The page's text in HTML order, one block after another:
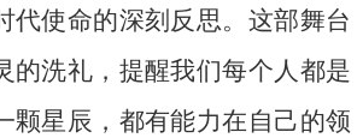
代使命的深刻反思。这部舞台
的洗礼，提醒我们每个人都是
颗星辰，都有能力在自己的领